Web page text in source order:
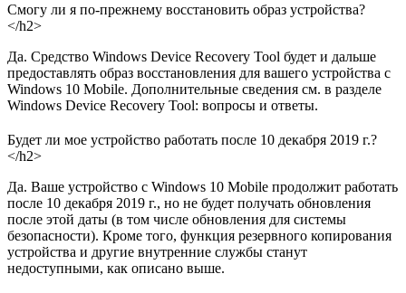
Смогу ли я по-прежнему восстановить образ устройства?
</h2>
Да. Средство Windows Device Recovery Tool будет и дальше
предоставлять образ восстановления для вашего устройства с
Windows 10 Mobile. Дополнительные сведения см. в разделе
Windows Device Recovery Tool: вопросы и ответы.
Будет ли мое устройство работать после 10 декабря 2019 г.?
</h2>
Да. Ваше устройство с Windows 10 Mobile продолжит работать
после 10 декабря 2019 г., но не будет получать обновления
после этой даты (в том числе обновления для системы
безопасности). Кроме того, функция резервного копирования
устройства и другие внутренние службы станут
недоступными, как описано выше.